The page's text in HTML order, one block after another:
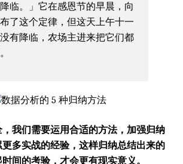
临。」它在感恩节的早晨，向
了这个定律，但这天上午十一
有降临，农场主进来把它们都
我们需要运用合适的方法，加强归纳
多实战的经验，这样归纳总结出来的
间的考验，才会更有现实意义。